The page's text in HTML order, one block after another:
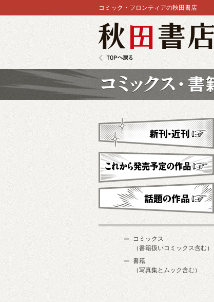
コミック・フロンティアの秋田書店
新刊・近刊
これから発売予定
コミックス
（書籍扱いコミックス含む）
書籍
（写真集とムック含む）